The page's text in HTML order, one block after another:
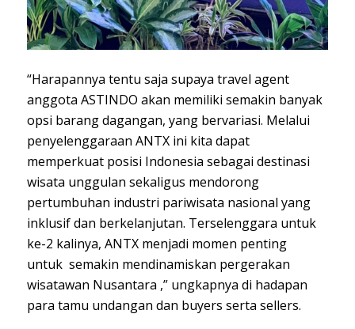
“Harapannya tentu saja supaya travel agent
anggota ASTINDO akan memiliki semakin banyak
opsi barang dagangan, yang bervariasi. Melalui
penyelenggaraan ANTX ini kita dapat
memperkuat posisi Indonesia sebagai destinasi
wisata unggulan sekaligus mendorong
pertumbuhan industri pariwisata nasional yang
inklusif dan berkelanjutan. Terselenggara untuk
ke-2 kalinya, ANTX menjadi momen penting
untuk semakin mendinamiskan pergerakan
wisatawan Nusantara ,” ungkapnya di hadapan
para tamu undangan dan buyers serta sellers.